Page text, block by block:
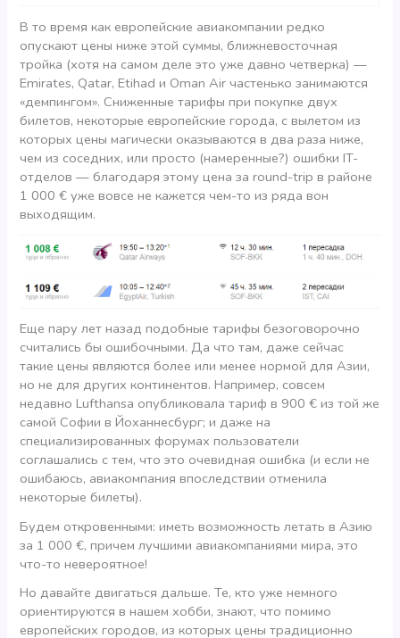
В то время как европейские авиакомпании редко
опускают цены ниже этой суммы, ближневосточная
тройка (хотя на самом деле это уже давно четверка) —
Emirates, Qatar, Etihad и Oman Air частенько занимаются
«демпингом». Сниженные тарифы при покупке двух
билетов, некоторые европейские города, с вылетом из
которых цены магически оказываются в два раза ниже,
чем из соседних, или просто (намеренные?) ошибки IT-
отделов — благодаря этому цена за round-trip в районе
1 000 € уже вовсе не кажется чем-то из ряда вон
выходящим.
Еще пару лет назад подобные тарифы безоговорочно
считались бы ошибочными. Да что там, даже сейчас
такие цены являются более или менее нормой для Азии,
но не для других континентов. Например, совсем
недавно Lufthansa опубликовала тариф в 900 € из той же
самой Софии в Йоханнесбург; и даже на
специализированных форумах пользователи
соглашались с тем, что это очевидная ошибка (и если не
ошибаюсь, авиакомпания впоследствии отменила
некоторые билеты).
Будем откровенными: иметь возможность летать в Азию
за 1 000 €, причем лучшими авиакомпаниями мира, это
что-то невероятное!
Но давайте двигаться дальше. Те, кто уже немного
ориентируются в нашем хобби, знают, что помимо
европейских городов, из которых цены традиционно